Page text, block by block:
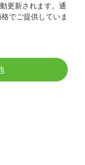
更新されます。通
でご提供していま